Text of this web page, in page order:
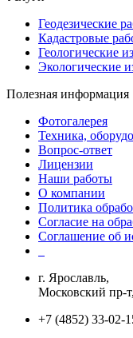
Геодезические
Кадастровые
Геологические
Экологические
Полезная информация
Фотогалерея
Техника,
Вопрос-ответ
Лицензии
Наши работы
О компании
Политика
Согласие на
Соглашение об
г. Ярославль,
Московский пр-
+7 (4852) 33-02-